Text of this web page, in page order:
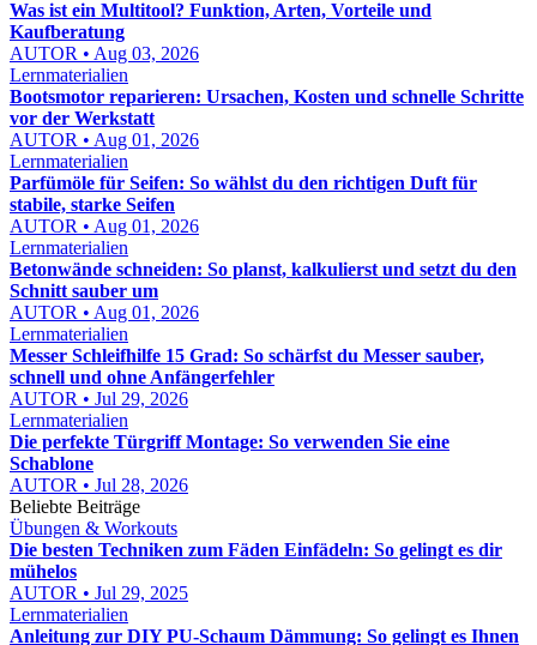
Was ist ein Multitool? Funktion, Arten, Vorteile und
Kaufberatung
AUTOR • Aug 03, 2026
Lernmaterialien
Bootsmotor reparieren: Ursachen, Kosten und schnelle Schritte
vor der Werkstatt
AUTOR • Aug 01, 2026
Lernmaterialien
Parfümöle für Seifen: So wählst du den richtigen Duft für
stabile, starke Seifen
AUTOR • Aug 01, 2026
Lernmaterialien
Betonwände schneiden: So planst, kalkulierst und setzt du den
Schnitt sauber um
AUTOR • Aug 01, 2026
Lernmaterialien
Messer Schleifhilfe 15 Grad: So schärfst du Messer sauber,
schnell und ohne Anfängerfehler
AUTOR • Jul 29, 2026
Lernmaterialien
Die perfekte Türgriff Montage: So verwenden Sie eine
Schablone
AUTOR • Jul 28, 2026
Beliebte Beiträge
Übungen & Workouts
Die besten Techniken zum Fäden Einfädeln: So gelingt es dir
mühelos
AUTOR • Jul 29, 2025
Lernmaterialien
Anleitung zur DIY PU-Schaum Dämmung: So gelingt es Ihnen